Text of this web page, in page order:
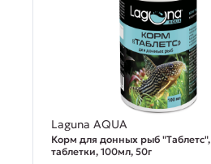
Laguna AQUA
Корм для донных рыб "Таблетс",
таблетки, 100мл, 50г